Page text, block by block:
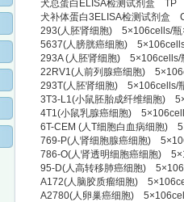
犬总蛋白ELISA检测试剂盒
犬补体蛋白3ELISA检测试剂
293(人胚肾细胞) 5×106cells/瓶
5637(人膀胱癌细胞)
293A (人胚肾细胞) 5×106cells/
22RV1(人前列腺癌细胞)
293T(人胚肾细胞) 5×106cells/
3T3-L1(小鼠胚胎成纤维细胞)
4T1(小鼠乳腺癌细胞)
6T-CEM (人T细胞白血病细胞)
769-P(人肾细胞腺癌细胞)
786-O(人肾透明细胞癌细胞)
95-D(人高转移肺癌细胞)
A172(人脑胶质瘤细胞)
A2780(人卵巢癌细胞)